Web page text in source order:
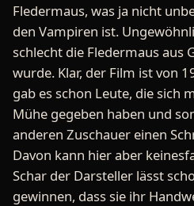
Fledermaus, was ja nicht
den Vampiren ist.
schlecht die Fledermaus aus
wurde. Klar, der Film ist von
gab es schon Leute, die sich
Mühe gegeben haben und
anderen Zuschauer einen
Davon kann hier aber
Schar der Darsteller lässt
gewinnen, dass sie ihr